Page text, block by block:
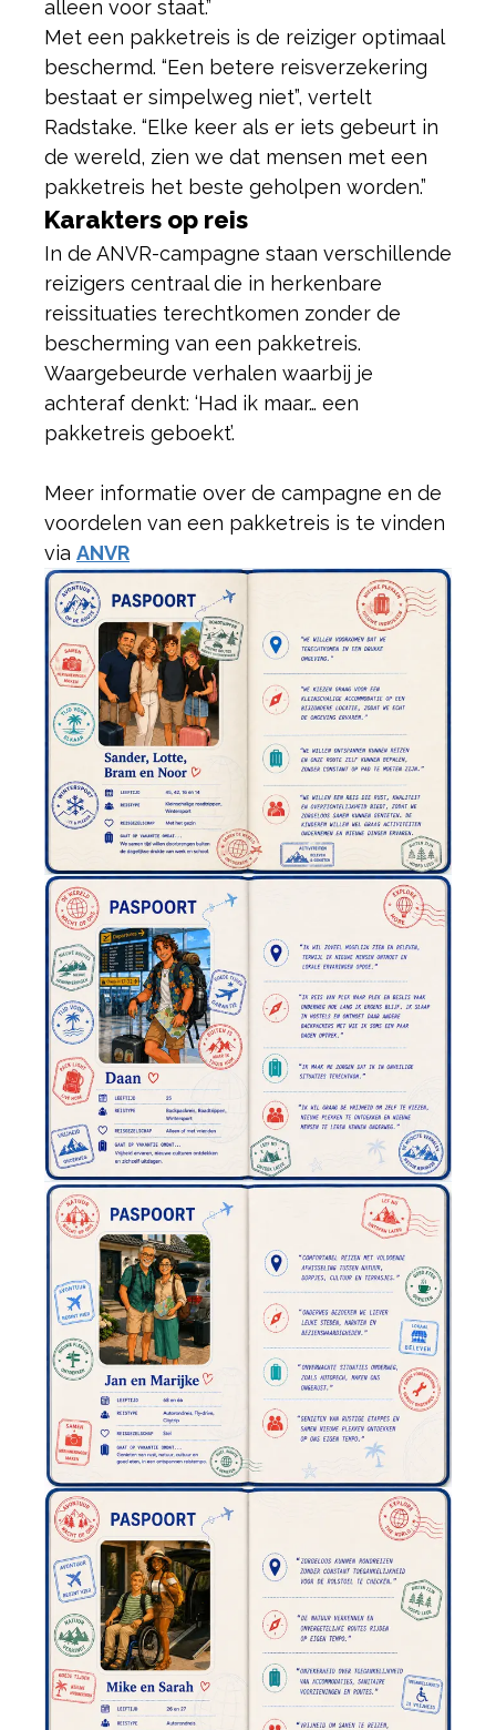
alleen voor staat.”
Met een pakketreis is de reiziger optimaal
beschermd. “Een betere reisverzekering
bestaat er simpelweg niet”, vertelt
Radstake. “Elke keer als er iets gebeurt in
de wereld, zien we dat mensen met een
pakketreis het beste geholpen worden.”
Karakters op reis
In de ANVR-campagne staan verschillende
reizigers centraal die in herkenbare
reissituaties terechtkomen zonder de
bescherming van een pakketreis.
Waargebeurde verhalen waarbij je
achteraf denkt: ‘Had ik maar… een
pakketreis geboekt’.
Meer informatie over de campagne en de
voordelen van een pakketreis is te vinden
via ANVR